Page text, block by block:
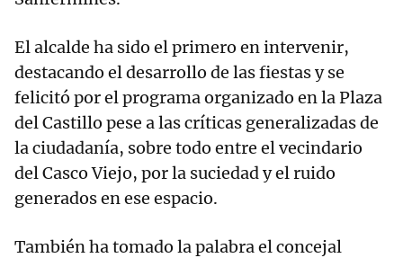
El alcalde ha sido el primero en intervenir,
destacando el desarrollo de las fiestas y se
felicitó por el programa organizado en la Plaza
del Castillo pese a las críticas generalizadas de
la ciudadanía, sobre todo entre el vecindario
del Casco Viejo, por la suciedad y el ruido
generados en ese espacio.
También ha tomado la palabra el concejal